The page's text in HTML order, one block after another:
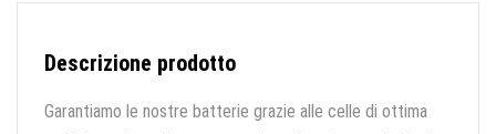
Descrizione prodotto
Garantiamo le nostre batterie grazie alle celle di ottima